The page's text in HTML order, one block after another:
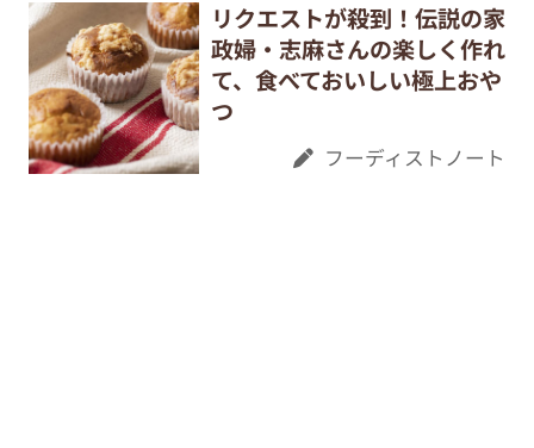
リクエストが殺到！伝説の家
政婦・志麻さんの楽しく作れ
て、食べておいしい極上おや
つ
フーディストノート